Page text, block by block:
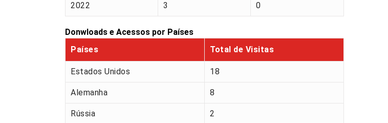
2022 3 0
Donwloads e Acessos por Países
Países
Total de Visitas
Estados Unidos 18
Alemanha 8
Rússia 2